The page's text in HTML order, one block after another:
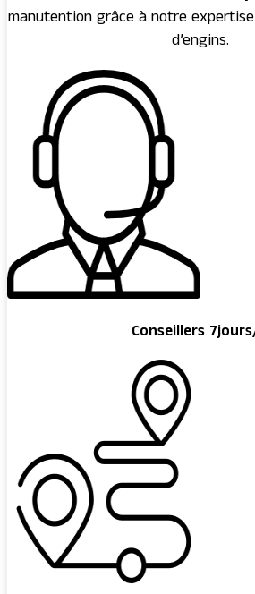
manutention grâce à notre
d’engins.
Conseillers